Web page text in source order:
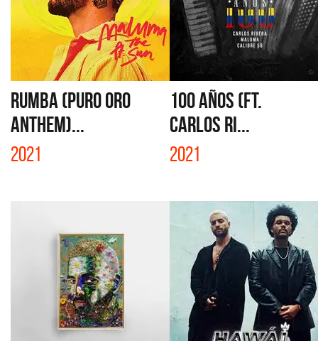
RUMBA (PURO ORO
ANTHEM)...
2021
100 AÑOS (FT.
CARLOS RI...
2021